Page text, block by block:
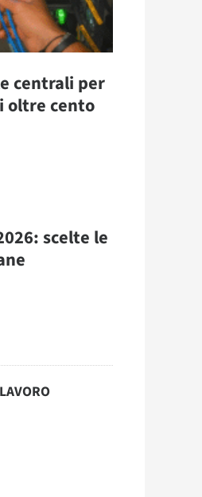
centrali per
oltre cento
scelte le